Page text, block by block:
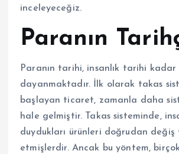
inceleyeceğiz.
Paranın
Paranın tarihi, insanlık tarihi kadar
dayanmaktadır. İlk olarak takas
başlayan ticaret, zamanla daha
hale gelmiştir. Takas sisteminde,
duydukları ürünleri doğrudan değiş
etmişlerdir. Ancak bu yöntem,